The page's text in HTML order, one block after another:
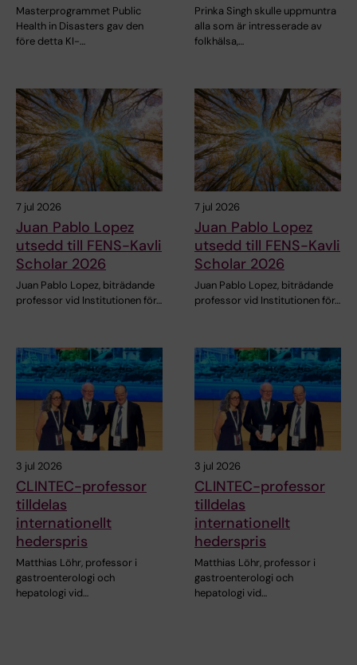
Masterprogrammet Public
Health in Disasters gav den
före detta KI-…
Prinka Singh skulle uppmuntra
alla som är intresserade av
folkhälsa,…
7 jul 2026
Juan Pablo Lopez
utsedd till FENS-Kavli
Scholar 2026
Juan Pablo Lopez, biträdande
professor vid Institutionen för…
7 jul 2026
Juan Pablo Lopez
utsedd till FENS-Kavli
Scholar 2026
Juan Pablo Lopez, biträdande
professor vid Institutionen för…
3 jul 2026
CLINTEC-professor
tilldelas
internationellt
hederspris
Matthias Löhr, professor i
gastroenterologi och
hepatologi vid…
3 jul 2026
CLINTEC-professor
tilldelas
internationellt
hederspris
Matthias Löhr, professor i
gastroenterologi och
hepatologi vid…